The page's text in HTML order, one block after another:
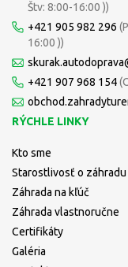
Štv: 8:00-16:00 ))
+421 905 982 296
16:00 ))
+421 907 968 154
RÝCHLE LINKY
Kto sme
Starostlivosť o záhradu
Záhrada na kľúč
Záhrada vlastnoručne
Certifikáty
Galéria